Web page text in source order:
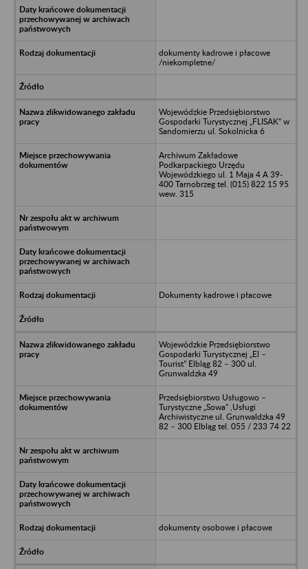
dokumenty kadrowe i płacowe
/niekompletne/
Wojewódzkie Przedsiębiorstwo
Gospodarki Turystycznej „FLISAK” w
Sandomierzu ul. Sokolnicka 6
Archiwum Zakładowe
Podkarpackiego Urzędu
Wojewódzkiego ul. 1 Maja 4 A 39-
400 Tarnobrzeg tel. (015) 822 15 95
wew. 315
Dokumenty kadrowe i płacowe
Wojewódzkie Przedsiębiorstwo
Gospodarki Turystycznej „El –
Tourist” Elbląg 82 – 300 ul.
Grunwaldzka 49
Przedsiębiorstwo Usługowo –
Turystyczne „Sowa” ,Usługi
Archiwistyczne ul. Grunwaldzka 49
82 – 300 Elbląg tel. 055 / 233 74 22
dokumenty osobowe i płacowe